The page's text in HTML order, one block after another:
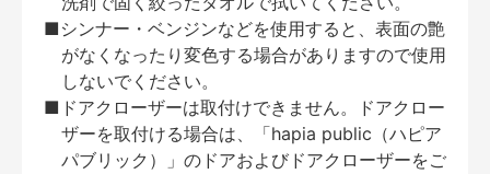
■シンナー・ベンジンなどを使用すると、表面の艶
がなくなったり変色する場合がありますので使用
しないでください。
■ドアクローザーは取付けできません。ドアクロー
ザーを取付ける場合は、「hapia public（ハピア
パブリック）」のドアおよびドアクローザーをご